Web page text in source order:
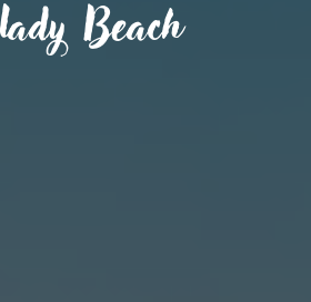
Beach